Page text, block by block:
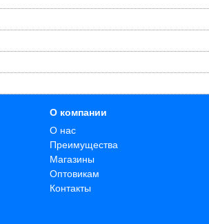
О компании
О нас
Преимущества
Магазины
Оптовикам
Контакты